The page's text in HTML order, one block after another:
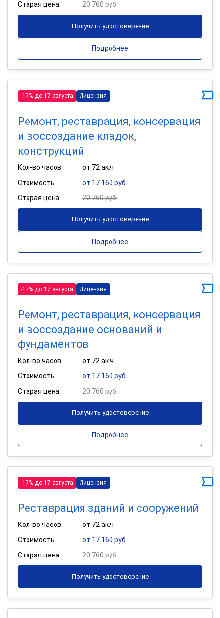
Старая цена: 20 760 руб.
Получить удостоверение
Подробнее
-17% до 17 августа Лицензия
Ремонт, реставрация, консервация
и воссоздание кладок,
конструкций
Кол-во часов:
от 72 ак.ч
Стоимость:
от 17 160 руб.
Старая цена:
20 760 руб.
Получить удостоверение
Подробнее
-17% до 17 августа Лицензия
Ремонт, реставрация, консервация
и воссоздание оснований и
фундаментов
Кол-во часов:
от 72 ак.ч
Стоимость:
от 17 160 руб.
Старая цена:
20 760 руб.
Получить удостоверение
Подробнее
-17% до 17 августа Лицензия
Реставрация зданий и сооружений
Кол-во часов:
от 72 ак.ч
Стоимость:
от 17 160 руб.
Старая цена:
20 760 руб.
Получить удостоверение